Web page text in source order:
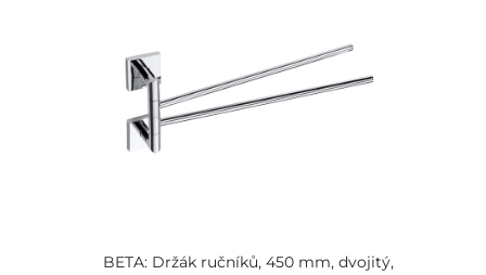
BETA: Držák ručníků, 450 mm, dvojitý,